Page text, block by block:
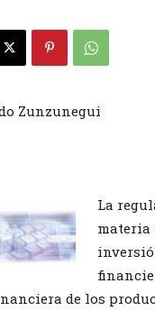
Zunzunegui
La
materia
de los